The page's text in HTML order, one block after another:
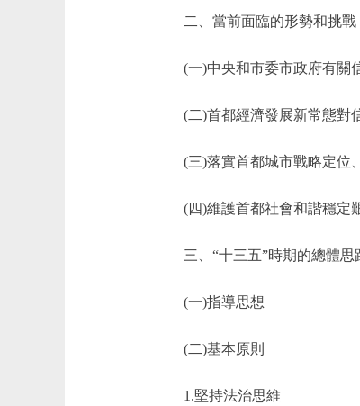
二、當前面臨的形勢和挑戰
(一)中央和市委市政府有關信
(二)首都經濟發展新常態對
(三)落實首都城市戰略定位、
(四)維護首都社會和諧穩定
三、“十三五”時期的總體思
(一)指導思想
(二)基本原則
1.堅持法治思維